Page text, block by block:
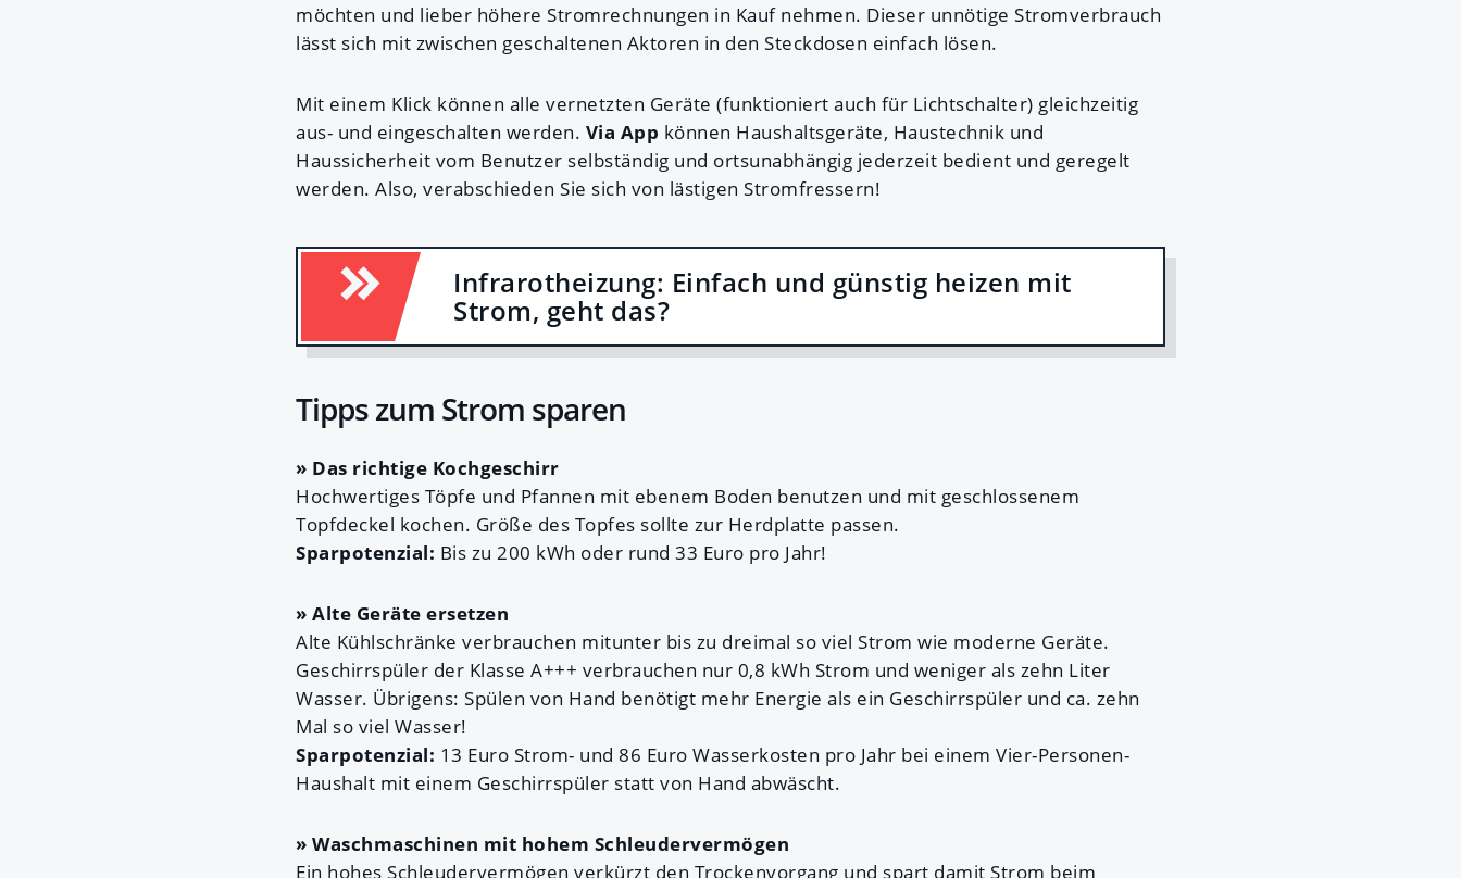
möchten und lieber höhere Stromrechnungen in Kauf nehmen. Dieser unnötige Stromverbrauch
lässt sich mit zwischen geschaltenen Aktoren in den Steckdosen einfach lösen.
Mit einem Klick können alle vernetzten Geräte (funktioniert auch für Lichtschalter) gleichzeitig
aus- und eingeschalten werden. Via App können Haushaltsgeräte, Haustechnik und
Haussicherheit vom Benutzer selbständig und ortsunabhängig jederzeit bedient und geregelt
werden. Also, verabschieden Sie sich von lästigen Stromfressern!
Infrarotheizung: Einfach und günstig heizen mit
Strom, geht das?
Tipps zum Strom sparen
» Das richtige Kochgeschirr
Hochwertiges Töpfe und Pfannen mit ebenem Boden benutzen und mit geschlossenem
Topfdeckel kochen. Größe des Topfes sollte zur Herdplatte passen.
Sparpotenzial: Bis zu 200 kWh oder rund 33 Euro pro Jahr!
» Alte Geräte ersetzen
Alte Kühlschränke verbrauchen mitunter bis zu dreimal so viel Strom wie moderne Geräte.
Geschirrspüler der Klasse A+++ verbrauchen nur 0,8 kWh Strom und weniger als zehn Liter
Wasser. Übrigens: Spülen von Hand benötigt mehr Energie als ein Geschirrspüler und ca. zehn
Mal so viel Wasser!
Sparpotenzial: 13 Euro Strom- und 86 Euro Wasserkosten pro Jahr bei einem Vier-Personen-
Haushalt mit einem Geschirrspüler statt von Hand abwäscht.
» Waschmaschinen mit hohem Schleudervermögen
Ein hohes Schleudervermögen verkürzt den Trockenvorgang und spart damit Strom beim